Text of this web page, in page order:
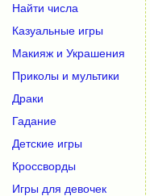
Найти числа
Казуальные игры
Макияж и Украшения
Приколы и мультики
Драки
Гадание
Детские игры
Кроссворды
Игры для девочек